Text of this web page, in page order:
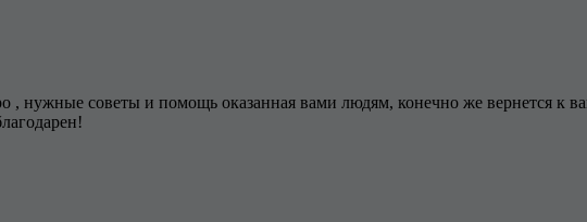
, нужные советы и помощь оказанная вами людям, конечно же вернется к